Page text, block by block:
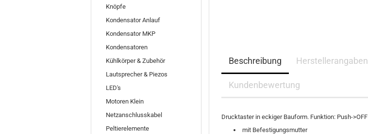
Beschreibung Herstellerangaben
Kundenbewertung
Drucktaster in eckiger Bauform. Funktion: Push->OFF
mit Befestigungsmutter
Knöpfe
Kondensator Anlauf
Kondensator MKP
Kondensatoren
Kühlkörper & Zubehör
Lautsprecher & Piezos
LED's
Motoren Klein
Netzanschlusskabel
Peltierelemente